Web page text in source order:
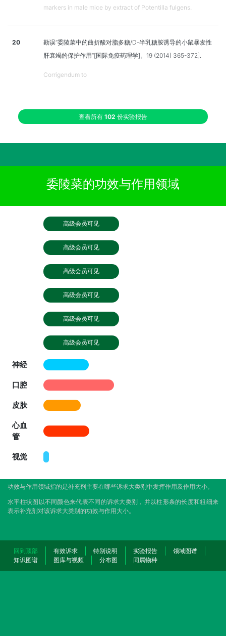
markers in male mice by extract of Potentilla fulgens.
20
勘误“委陵菜中的曲折酸对脂多糖/D-半乳糖胺诱导的小鼠暴发性
肝衰竭的保护作用”[国际免疫药理学]。19 (2014) 365-372].
Corrigendum to
查看所有 102 份实验报告
委陵菜的功效与作用领域
高级会员可见
高级会员可见
高级会员可见
高级会员可见
高级会员可见
高级会员可见
神经
口腔
皮肤
心血
管
视觉
功效与作用领域指的是补充剂主要在哪些诉求大类别中发挥作用及作用大小。
水平柱状图以不同颜色来代表不同的诉求大类别，并以柱形条的长度和粗细来
表示补充剂对该诉求大类别的功效与作用大小。
回到顶部 有效诉求 特别说明 实验报告
领域图谱
知识图谱
图库与视频 分布图 同属物种